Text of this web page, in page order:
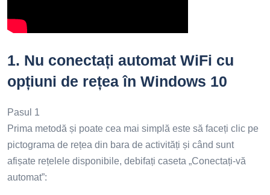
1. Nu conectați automat WiFi cu
opțiuni de rețea în Windows 10
Pasul 1
Prima metodă și poate cea mai simplă este să faceți clic pe
pictograma de rețea din bara de activități și când sunt
afișate rețelele disponibile, debifați caseta „Conectați-vă
automat”: